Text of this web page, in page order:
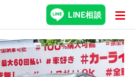
LINE相談